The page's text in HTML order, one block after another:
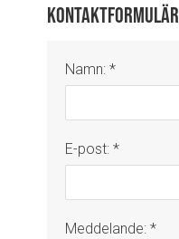
Kontaktformulär
Namn: *
E-post: *
Meddelande: *